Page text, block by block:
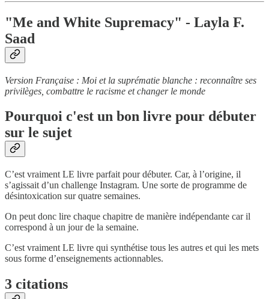
"Me and White Supremacy" - Layla F.
Saad
Version Française : Moi et la suprématie blanche : reconnaître ses
privilèges, combattre le racisme et changer le monde
Pourquoi c'est un bon livre pour débuter
sur le sujet
C’est vraiment LE livre parfait pour débuter. Car, à l’origine, il
s’agissait d’un challenge Instagram. Une sorte de programme de
désintoxication sur quatre semaines.
On peut donc lire chaque chapitre de manière indépendante car il
correspond à un jour de la semaine.
C’est vraiment LE livre qui synthétise tous les autres et qui les mets
sous forme d’enseignements actionnables.
3 citations